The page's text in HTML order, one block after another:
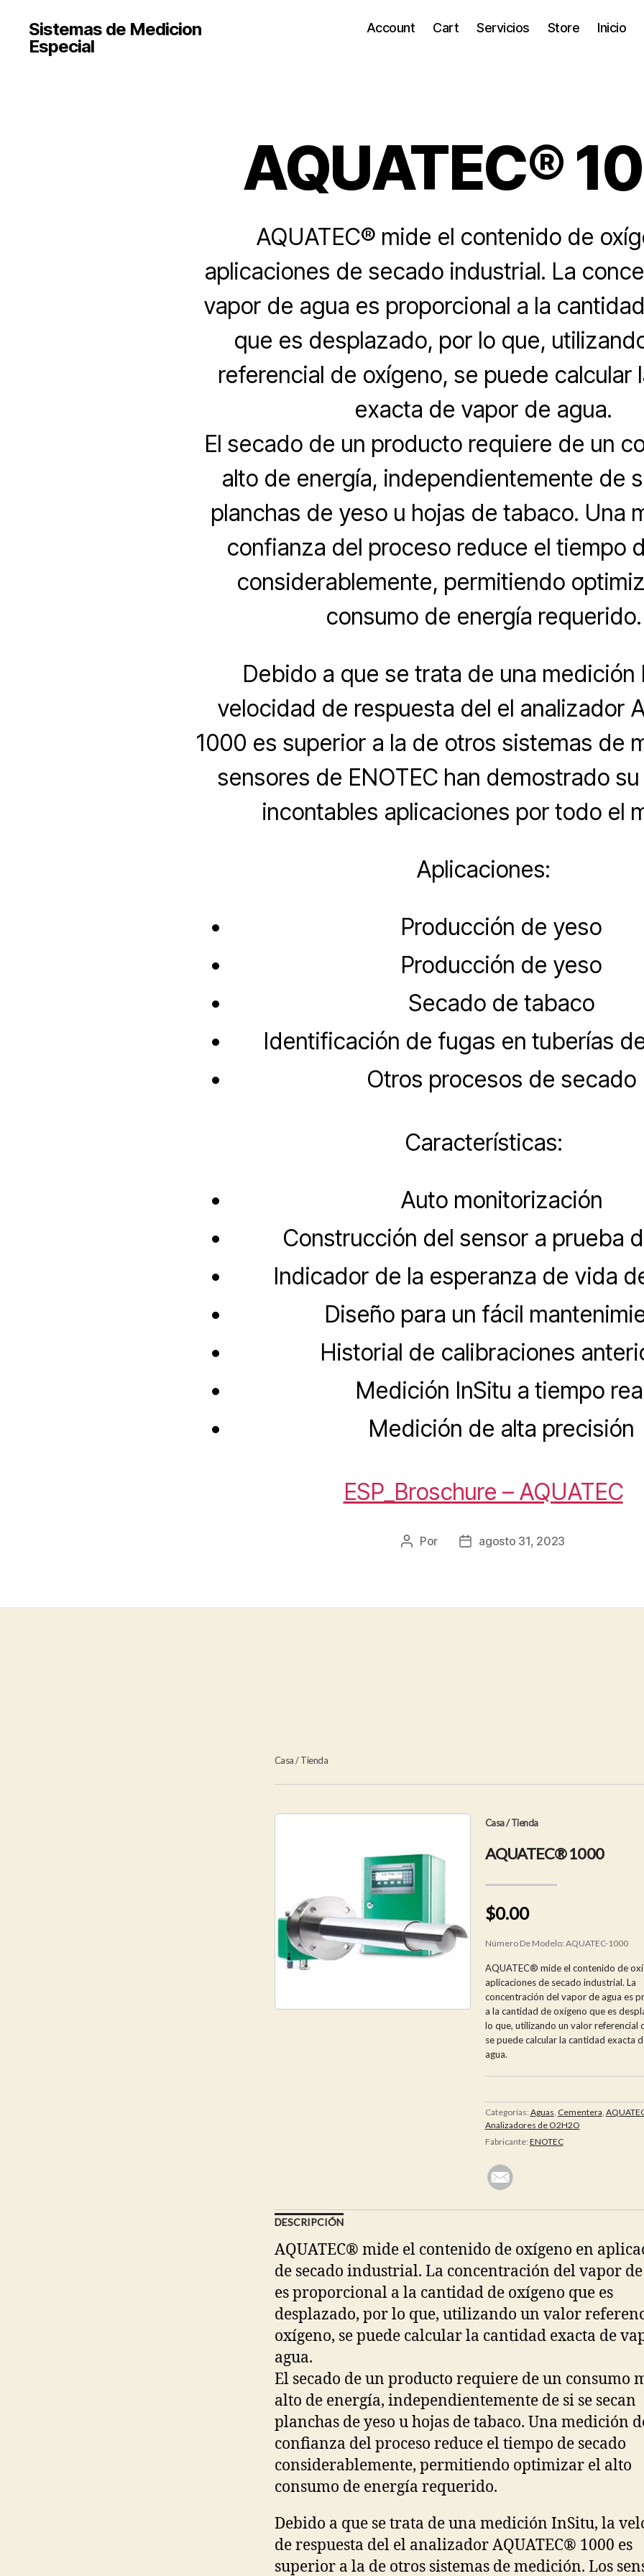
Sistemas de Medicion
Especial
Account Cart Servicios Store Inicio
AQUATEC®
AQUATEC® mide el contenido de
aplicaciones de secado industrial. La
vapor de agua es proporcional a la
que es desplazado, por lo que,
referencial de oxígeno, se puede calcular
exacta de vapor de agua.
El secado de un producto requiere de un
alto de energía, independientemente de
planchas de yeso u hojas de tabaco. Una
confianza del proceso reduce el tiempo
considerablemente, permitiendo
consumo de energía requerido.
Debido a que se trata de una medición
velocidad de respuesta del el analizador
1000 es superior a la de otros sistemas de
sensores de ENOTEC han demostrado
incontables aplicaciones por todo el
Aplicaciones:
Producción de yeso
Producción de yeso
Secado de tabaco
Identificación de fugas en tuberías
Otros procesos de secado
Características:
Auto monitorización
Construcción del sensor a prueba
Indicador de la esperanza de vida
Diseño para un fácil
Historial de calibraciones
Medición InSitu a tiempo
Medición de alta precisión
ESP_Broschure – AQUATEC
Autor
Por
Fechaagosto 31, 2023
Casa/Tienda
Casa/Tienda
AQUATEC® 1000
$0.00
Número De Modelo: AQUATEC-1000
AQUATEC® mide el contenido de
aplicaciones de secado industrial. La
concentración del vapor de agua es
a la cantidad de oxígeno que es
lo que, utilizando un valor referencial
se puede calcular la cantidad exacta
agua.
Categorías: Aguas, Cementera,
Analizadores de O2H2O
Fabricante: ENOTEC
DESCRIPCIÓN
AQUATEC® mide el contenido de oxígeno en
de secado industrial. La concentración del vapor
es proporcional a la cantidad de oxígeno que es
desplazado, por lo que, utilizando un valor
oxígeno, se puede calcular la cantidad exacta de
agua.
El secado de un producto requiere de un consumo
alto de energía, independientemente de si se secan
planchas de yeso u hojas de tabaco. Una medición
confianza del proceso reduce el tiempo de secado
considerablemente, permitiendo optimizar el alto
consumo de energía requerido.
Debido a que se trata de una medición InSitu, la
de respuesta del el analizador AQUATEC® 1000 es
superior a la de otros sistemas de medición. Los